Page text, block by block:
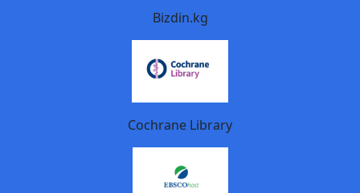
Bizdin.kg
Cochrane Library